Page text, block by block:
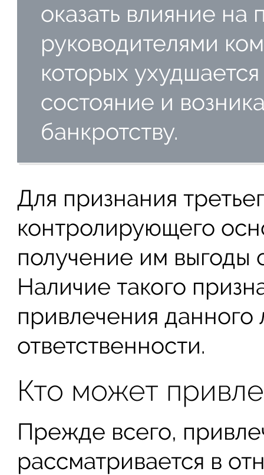
оказать влияние
руководителями
которых
состояние и
банкротству.
Для признания
контролирующего
получение им выгоды
Наличие такого
привлечения
ответственности.
Кто может
Прежде всего,
рассматривается в